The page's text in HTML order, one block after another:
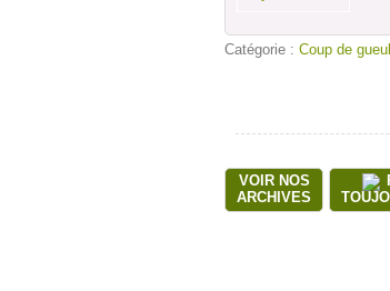
Catégorie : Coup de
VOIR NOS
ARCHIVES